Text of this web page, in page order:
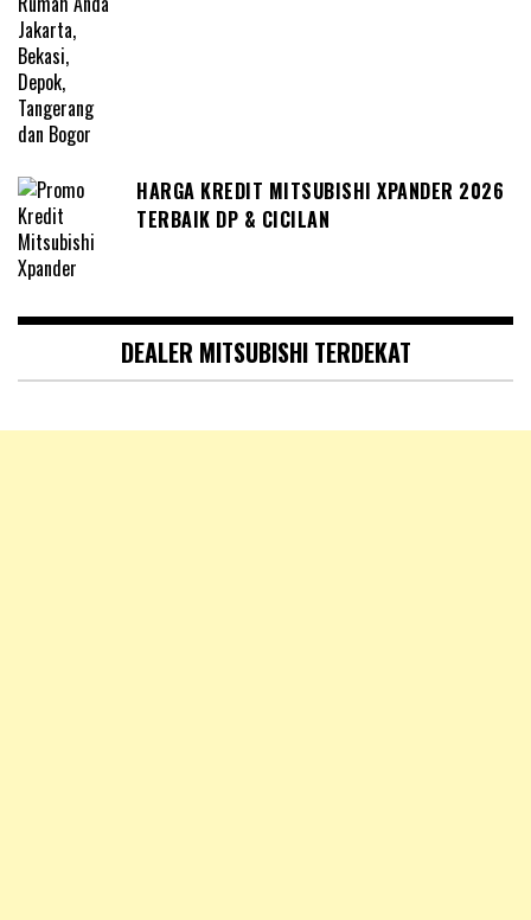
HARGA KREDIT MITSUBISHI XPANDER 2026
TERBAIK DP & CICILAN
DEALER MITSUBISHI TERDEKAT